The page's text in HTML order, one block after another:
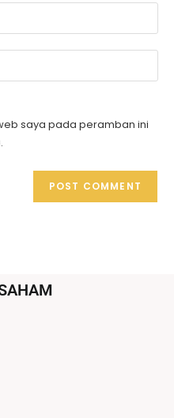
saya pada peramban ini